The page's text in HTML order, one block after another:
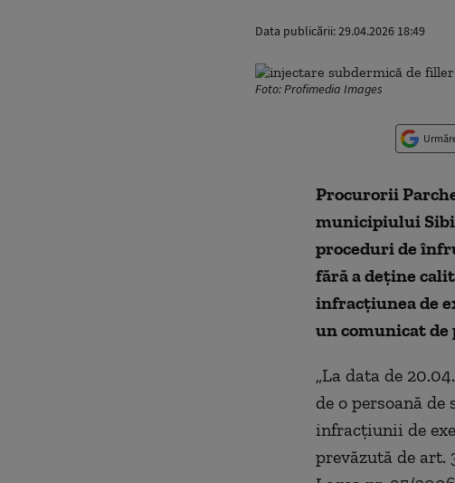
Data publicării:29.04.2026 18:49
Foto: Profimedia Images
Procurorii
municipiului
proceduri de
fără a deține
infracțiunea de
un comunicat de
„La data de
de o persoană
infracțiunii de
prevăzută de art.